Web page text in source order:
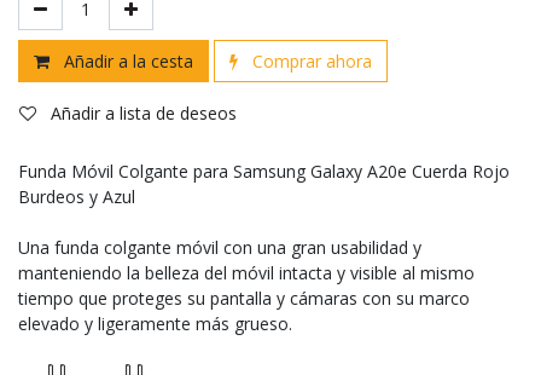
Añadir a la cesta Comprar ahora
Añadir a lista de deseos
Funda Móvil Colgante para Samsung Galaxy A20e Cuerda Rojo
Burdeos y Azul
Una funda colgante móvil con una gran usabilidad y
manteniendo la belleza del móvil intacta y visible al mismo
tiempo que proteges su pantalla y cámaras con su marco
elevado y ligeramente más grueso.